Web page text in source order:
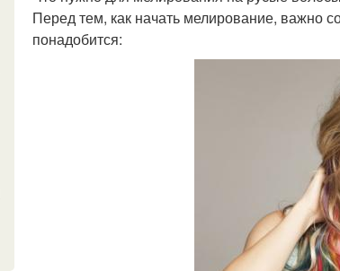
Перед тем, как начать мелирование, важно
понадобится: